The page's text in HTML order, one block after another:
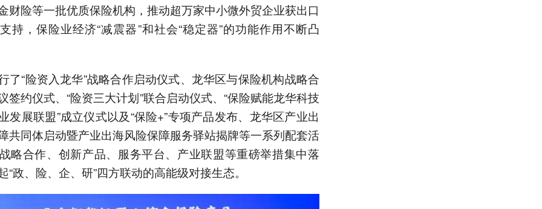
财险等一批优质保险机构，推动超万家中小微外贸企业获出口
持，保险业经济“减震器”和社会“稳定器”的功能作用不断凸
了“险资入龙华”战略合作启动仪式、龙华区与保险机构战略合
签约仪式、“险资三大计划”联合启动仪式、“保险赋能龙华科技
发展联盟”成立仪式以及“保险+”专项产品发布、龙华区产业出
共同体启动暨产业出海风险保障服务驿站揭牌等一系列配套活
略合作、创新产品、服务平台、产业联盟等重磅举措集中落
“政、险、企、研”四方联动的高能级对接生态。